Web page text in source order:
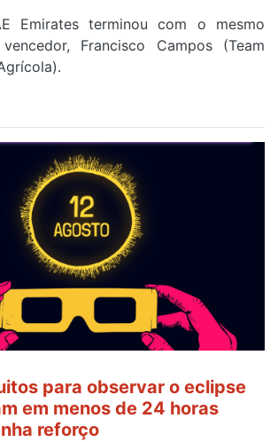
Emirates terminou com o mesmo
Francisco Campos (Team
para observar o eclipse
em menos de 24 horas
reforço